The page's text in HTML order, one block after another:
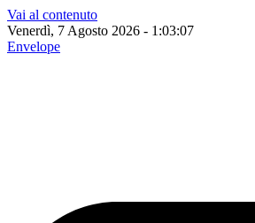
Vai al contenuto
Venerdì, 7 Agosto 2026 - 1:03:08
Envelope